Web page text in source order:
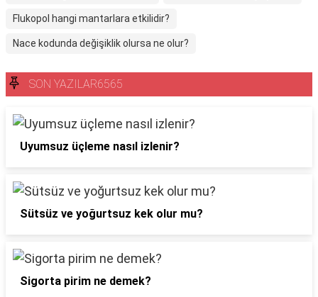
Flukopol hangi mantarlara etkilidir?
Nace kodunda değişiklik olursa ne olur?
SON YAZILAR6565
Uyumsuz üçleme nasıl izlenir?
Sütsüz ve yoğurtsuz kek olur mu?
Sigorta pirim ne demek?